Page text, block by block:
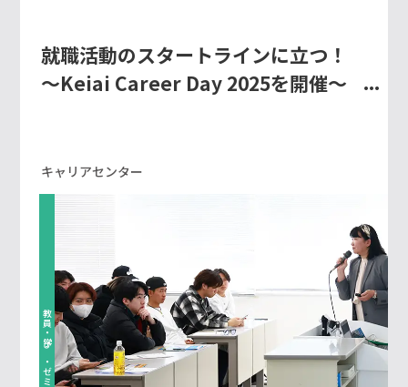
就職活動のスタートラインに立つ！
～Keiai Career Day 2025を開催～
キャリアセンター
教員・学び・ゼミ